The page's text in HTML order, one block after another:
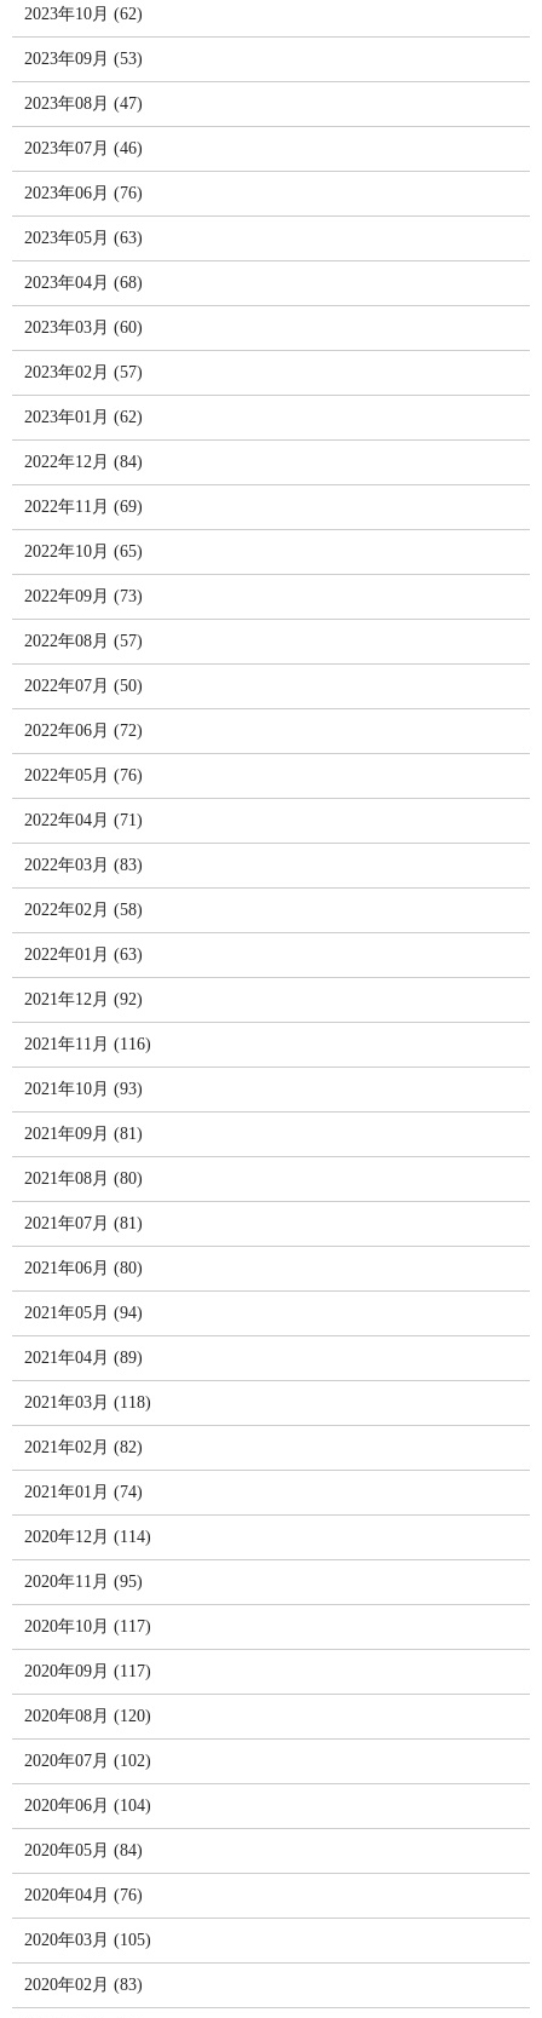
2023年10月 (62)
2023年09月 (53)
2023年08月 (47)
2023年07月 (46)
2023年06月 (76)
2023年05月 (63)
2023年04月 (68)
2023年03月 (60)
2023年02月 (57)
2023年01月 (62)
2022年12月 (84)
2022年11月 (69)
2022年10月 (65)
2022年09月 (73)
2022年08月 (57)
2022年07月 (50)
2022年06月 (72)
2022年05月 (76)
2022年04月 (71)
2022年03月 (83)
2022年02月 (58)
2022年01月 (63)
2021年12月 (92)
2021年11月 (116)
2021年10月 (93)
2021年09月 (81)
2021年08月 (80)
2021年07月 (81)
2021年06月 (80)
2021年05月 (94)
2021年04月 (89)
2021年03月 (118)
2021年02月 (82)
2021年01月 (74)
2020年12月 (114)
2020年11月 (95)
2020年10月 (117)
2020年09月 (117)
2020年08月 (120)
2020年07月 (102)
2020年06月 (104)
2020年05月 (84)
2020年04月 (76)
2020年03月 (105)
2020年02月 (83)